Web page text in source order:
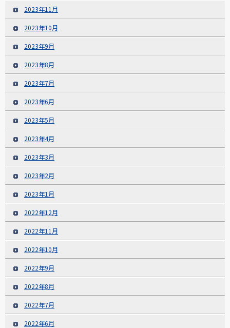
2023年11月
2023年10月
2023年9月
2023年8月
2023年7月
2023年6月
2023年5月
2023年4月
2023年3月
2023年2月
2023年1月
2022年12月
2022年11月
2022年10月
2022年9月
2022年8月
2022年7月
2022年6月